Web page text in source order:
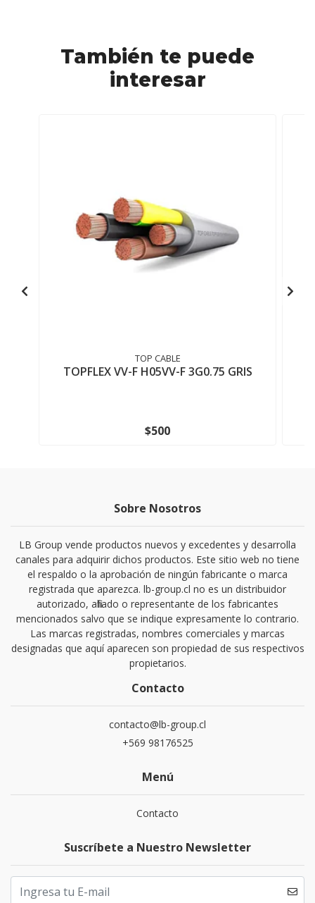
También te puede
interesar
TOP CABLE
TOPFLEX VV-F H05VV-F 3G0.75 GRIS
$500
Sobre Nosotros
LB Group vende productos nuevos y excedentes y desarrolla
canales para adquirir dichos productos. Este sitio web no tiene
el respaldo o la aprobación de ningún fabricante o marca
registrada que aparezca. lb-group.cl no es un distribuidor
autorizado, afiliado o representante de los fabricantes
mencionados salvo que se indique expresamente lo contrario.
Las marcas registradas, nombres comerciales y marcas
designadas que aquí aparecen son propiedad de sus respectivos
propietarios.
Contacto
contacto@lb-group.cl
+569 98176525
Menú
Contacto
Suscríbete a Nuestro Newsletter